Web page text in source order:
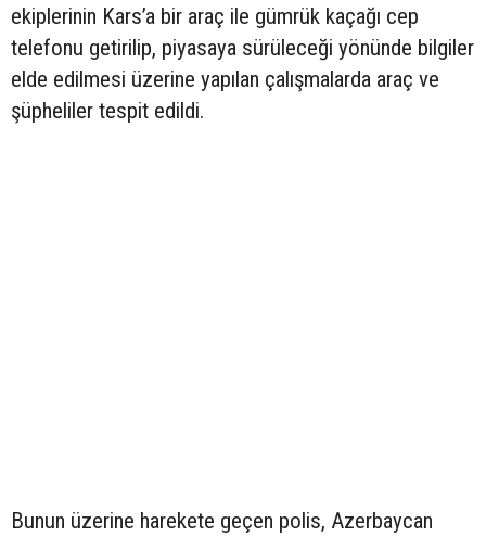
ekiplerinin Kars’a bir araç ile gümrük kaçağı cep
telefonu getirilip, piyasaya sürüleceği yönünde bilgiler
elde edilmesi üzerine yapılan çalışmalarda araç ve
şüpheliler tespit edildi.
Bunun üzerine harekete geçen polis, Azerbaycan